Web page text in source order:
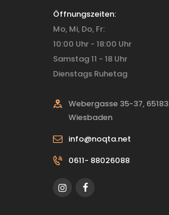
Öffnungszeiten:
Mo, Mi, Do, Fr:
10:00 Uhr - 18:00 Uhr
Samstag 11 - 18 Uhr
Dienstags Ruhetag
Webergasse 35-37, 65183
Wiesbaden
info@noqta.net
0611- 88026088